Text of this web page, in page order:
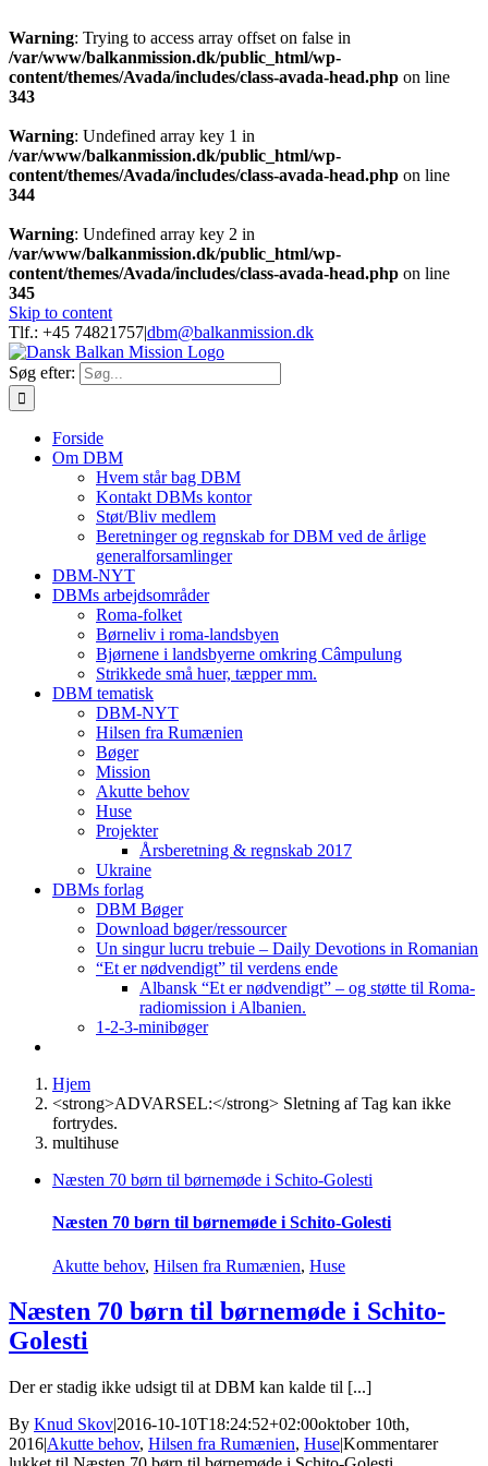
Warning: Trying to access array offset on false in
/var/www/balkanmission.dk/public_html/wp-
content/themes/Avada/includes/class-avada-head.php on line
343
Warning: Undefined array key 1 in
/var/www/balkanmission.dk/public_html/wp-
content/themes/Avada/includes/class-avada-head.php on line
344
Warning: Undefined array key 2 in
/var/www/balkanmission.dk/public_html/wp-
content/themes/Avada/includes/class-avada-head.php on line
345
Skip to content
Tlf.: +45 74821757|dbm@balkanmission.dk
Søg efter:
Forside
Om DBM
Hvem står bag DBM
Kontakt DBMs kontor
Støt/Bliv medlem
Beretninger og regnskab for DBM ved de årlige
generalforsamlinger
DBM-NYT
DBMs arbejdsområder
Roma-folket
Børneliv i roma-landsbyen
Bjørnene i landsbyerne omkring Câmpulung
Strikkede små huer, tæpper mm.
DBM tematisk
DBM-NYT
Hilsen fra Rumænien
Bøger
Mission
Akutte behov
Huse
Projekter
Årsberetning & regnskab 2017
Ukraine
DBMs forlag
DBM Bøger
Download bøger/ressourcer
Un singur lucru trebuie – Daily Devotions in Romanian
“Et er nødvendigt” til verdens ende
Albansk “Et er nødvendigt” – og støtte til Roma-
radiomission i Albanien.
1-2-3-minibøger
Hjem
<strong>ADVARSEL:</strong> Sletning af Tag kan ikke
fortrydes.
multihuse
Næsten 70 børn til børnemøde i Schito-Golesti
Næsten 70 børn til børnemøde i Schito-Golesti
Akutte behov, Hilsen fra Rumænien, Huse
Næsten 70 børn til børnemøde i Schito-
Golesti
Der er stadig ikke udsigt til at DBM kan kalde til [...]
By Knud Skov|2016-10-10T18:24:52+02:00oktober 10th,
2016|Akutte behov, Hilsen fra Rumænien, Huse|Kommentarer